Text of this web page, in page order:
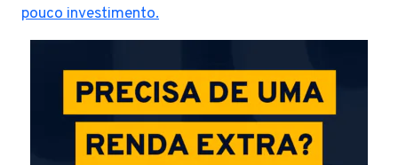
pouco investimento.